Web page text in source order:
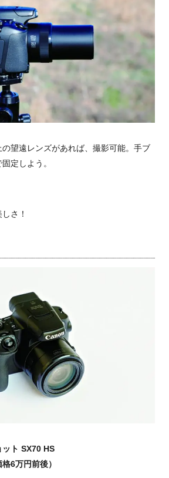
望遠レンズがあれば、撮影可能。手ブ
定しよう。
さ！
ト SX70 HS
6万円前後）